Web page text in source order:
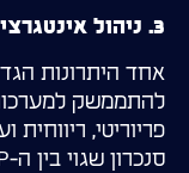
3. ניהול אינטגרציות ומערכות ERP
אחד היתרונות
להתממשק
פריוריטי, ריווחית